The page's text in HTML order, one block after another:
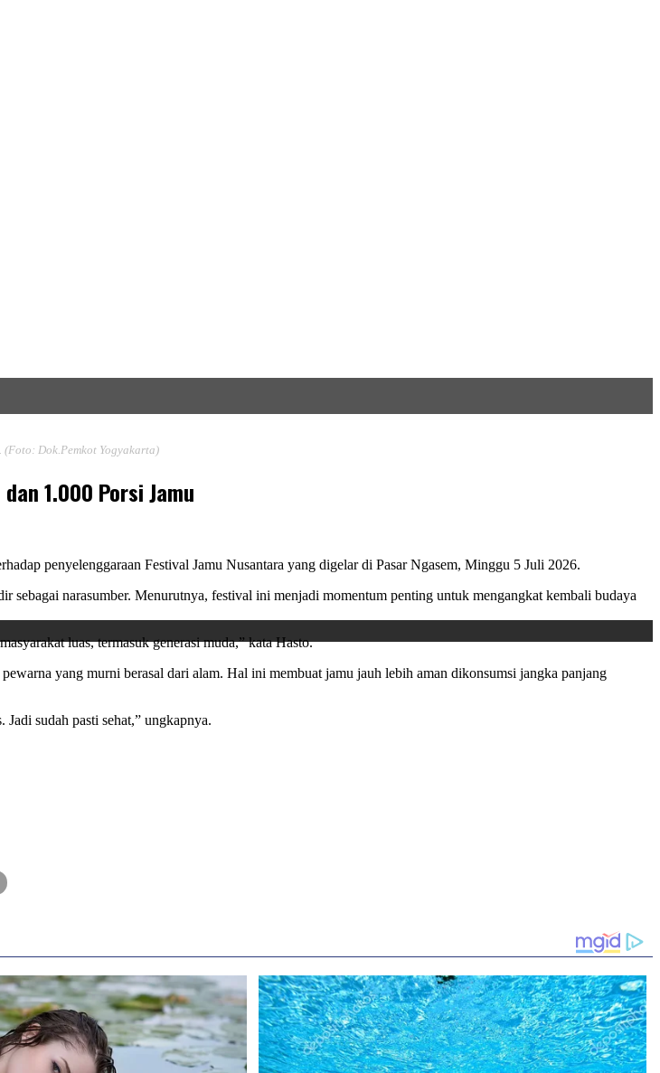
Dok.Pemkot Yogyakarta)
1.000 Porsi Jamu
penyelenggaraan Festival Jamu Nusantara yang digelar di Pasar Ngasem, Minggu 5 Juli 2026.
narasumber. Menurutnya, festival ini menjadi momentum penting untuk mengangkat kembali budaya
luas, termasuk generasi muda,” kata Hasto.
yang murni berasal dari alam. Hal ini membuat jamu jauh lebih aman dikonsumsi jangka panjang
sudah pasti sehat,” ungkapnya.